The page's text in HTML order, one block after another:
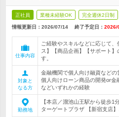
正社員 業種未経験OK 完全週休2日制
情報更新日：2026/07/14 終了予定日： 2026/
仕事内容
ご経験やスキルなどに応じて
ス】【商品企画】【サポート
す。
対象と
なる方
金融機関で個人向け融資など
個人向けローン商品の開発or
などいずれかの経験
勤務地
【本店／溜池山王駅から徒歩1
ターゲートプラザ 【新宿支店】